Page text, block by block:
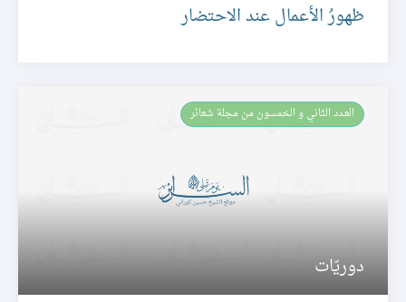
ظهورُ الأعمال عند الاحتضار
العـدد الثاني و الخمسون من مجلة شعائر
دوريّات